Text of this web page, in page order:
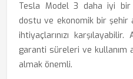
Tesla Model 3 daha iyi
dostu ve ekonomik bir şehir
ihtiyaçlarınızı
garanti süreleri ve kullanım
almak önemli.